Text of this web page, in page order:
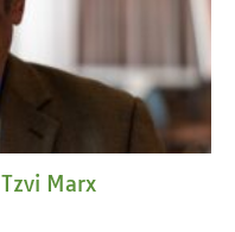
Marx